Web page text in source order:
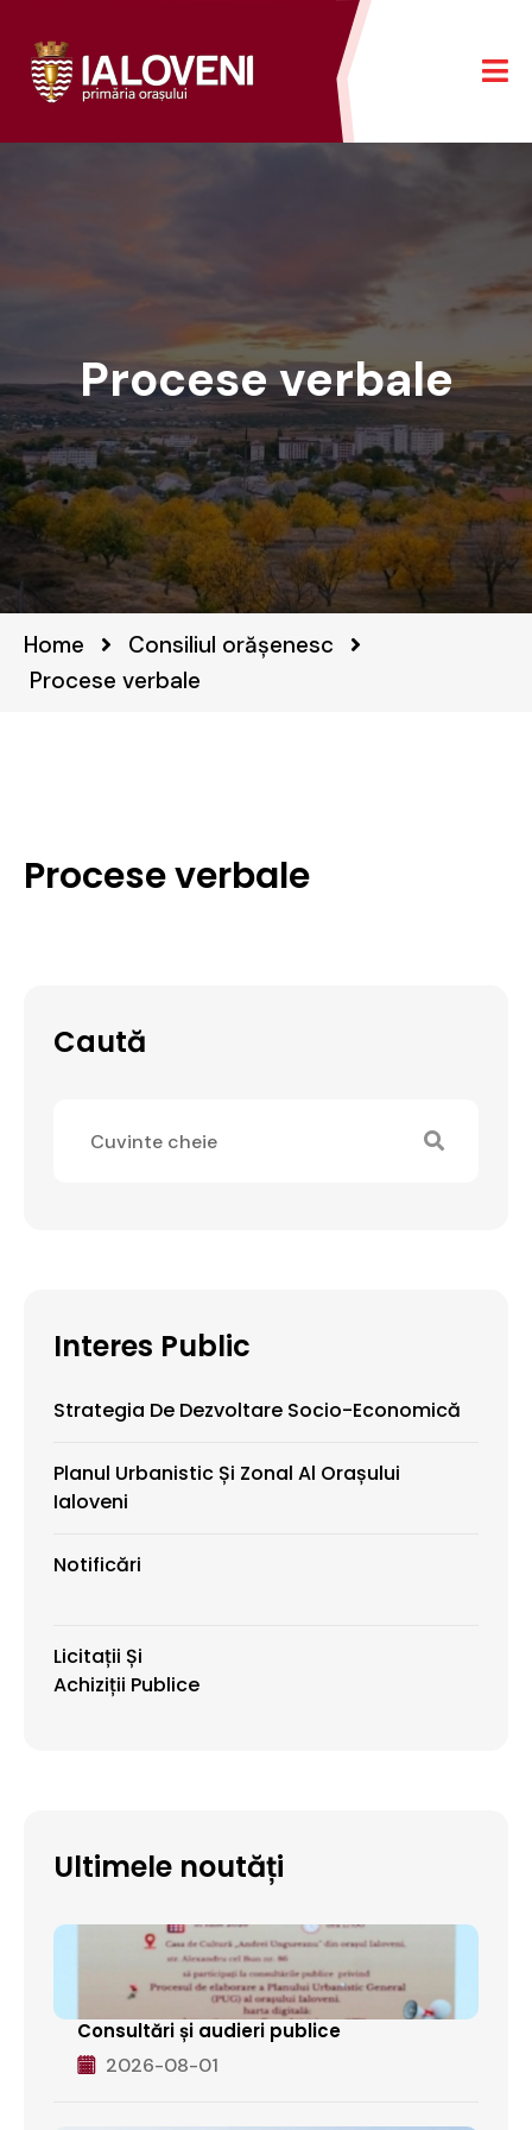
Procese verbale
Home
Consiliul orășenesc
Procese verbale
Procese verbale
Caută
Interes Public
Strategia De Dezvoltare Socio-Economică
Planul Urbanistic Și Zonal Al Orașului
Ialoveni
Notificări
Licitații Și
Achiziții Publice
Ultimele noutăți
Consultări și audieri publice
2026-08-01